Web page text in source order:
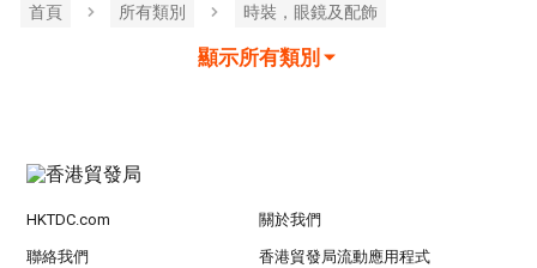
首頁 所有類別 時裝，眼鏡及配飾
顯示所有類別
HKTDC.com 關於我們
聯絡我們 香港貿發局流動應用程式